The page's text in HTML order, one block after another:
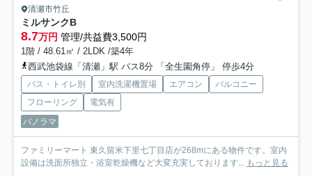
清瀬市竹丘
ミルサンクB
8.7万円 管理/共益費3,500円
1階 / 48.61㎡ / 2LDK /築4年
西武池袋線「清瀬」駅 バス8分 「全生園角停」 停歩4分
バス・トイレ別 室内洗濯機置場 エアコン
バルコニー
フローリング
電気有
パノラマ
ファミリーマート 東久留米下里七丁目店が268mにある物件です。室内
設備は洗面所独立・浴室乾燥機など大変充実しております... もっと見る